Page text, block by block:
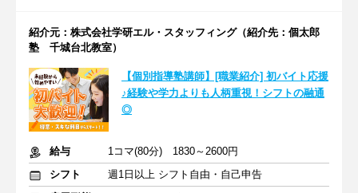
紹介元：株式会社学研エル・スタッフィング（紹介先：個太郎
塾 千城台北教室）
【個別指導塾講師】[職業紹介] 初バイト応援
♪経験や学力よりも人柄重視！シフトの融通
◎
給与
1コマ(80分) 1830～2600円
シフト
週1日以上 シフト自由・自己申告